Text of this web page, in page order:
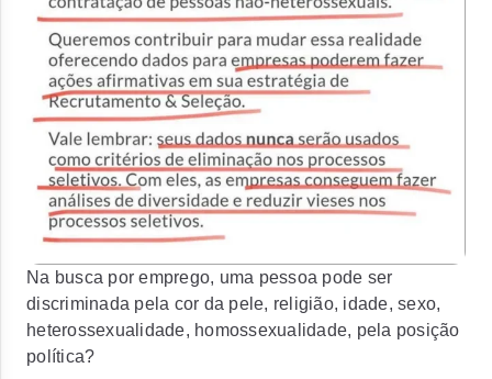
Na busca por emprego, uma pessoa pode ser
discriminada pela cor da pele, religião, idade, sexo,
heterossexualidade, homossexualidade, pela posição
política?